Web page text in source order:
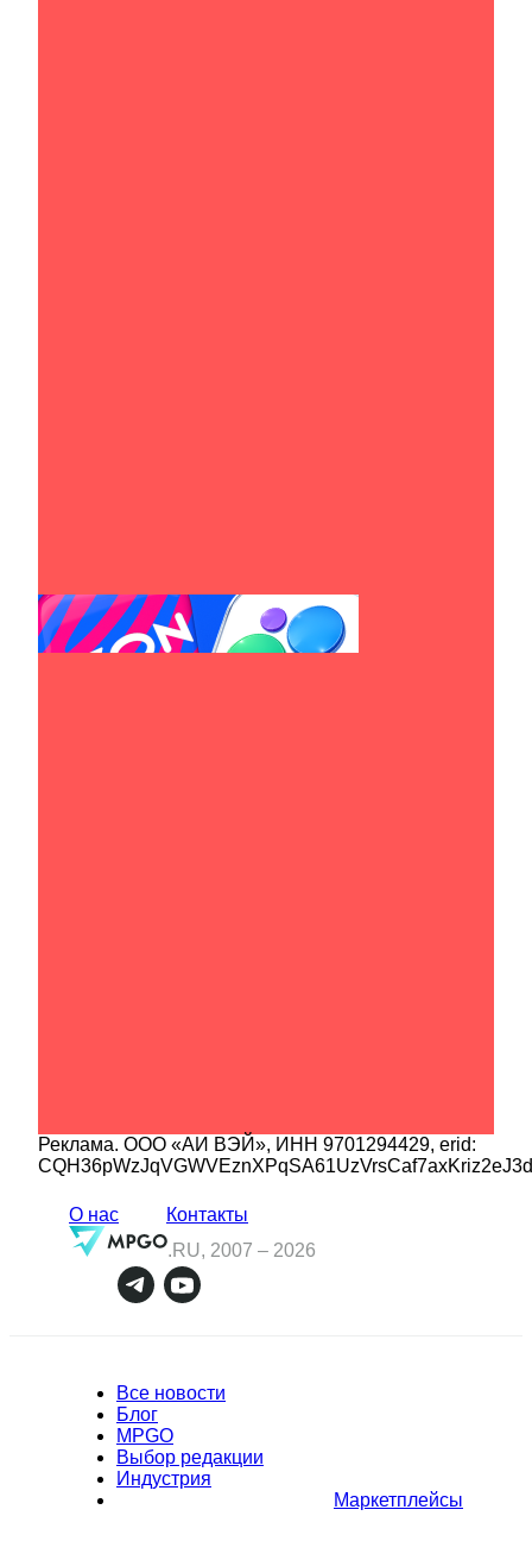
Реклама. ООО «АИ ВЭЙ», ИНН 9701294429, erid:
О нас
Контакты
.RU, 2007 – 2026
Все новости
Блог
MPGO
Выбор редакции
Индустрия
Маркетплейсы